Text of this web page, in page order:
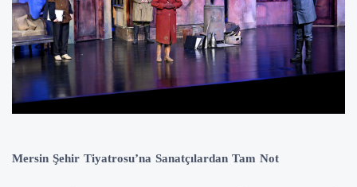
Mersin Şehir Tiyatrosu’na Sanatçılardan Tam Not